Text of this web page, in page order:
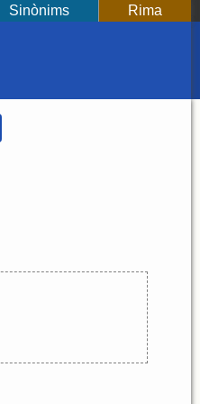
Sinònims Rima